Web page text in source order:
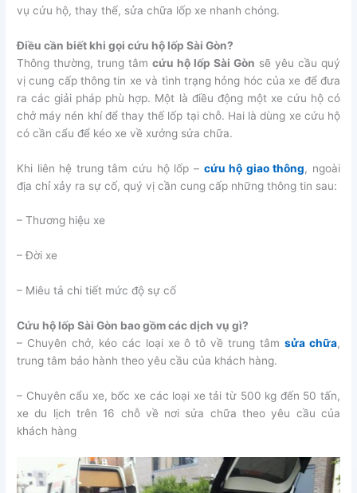
vụ cứu hộ, thay thế, sửa chữa lốp xe nhanh chóng.
Điều cần biết khi gọi cứu hộ lốp Sài Gòn?
Thông thường, trung tâmcứu hộ lốp Sài Gòn sẽ yêu cầu quý
vị cung cấp thông tin xe và tình trạng hỏng hóc của xe để đưa
ra các giải pháp phù hợp. Một là điều động một xe cứu hộ có
chở máy nén khí để thay thế lốp tại chỗ. Hai là dùng xe cứu hộ
có cần cẩu để kéo xe về xưởng sửa chữa.
Khi liên hệ trung tâm cứu hộ lốp – cứu hộ giao thông, ngoài
địa chỉ xảy ra sự cố, quý vị cần cung cấp những thông tin sau:
– Thương hiệu xe
– Đời xe
– Miêu tả chi tiết mức độ sự cố
Cứu hộ lốp Sài Gòn bao gồm các dịch vụ gì?
– Chuyên chở, kéo các loại xe ô tô về trung tâmsửa chữa,
trung tâm bảo hành theo yêu cầu của khách hàng.
– Chuyên cẩu xe, bốc xe các loại xe tải từ 500 kg đến 50 tấn,
xe du lịch trên 16 chỗ về nơi sửa chữa theo yêu cầu của
khách hàng